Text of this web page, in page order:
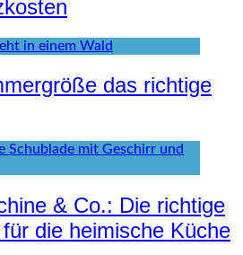
das richtige
& Co.: Die richtige
die heimische Küche